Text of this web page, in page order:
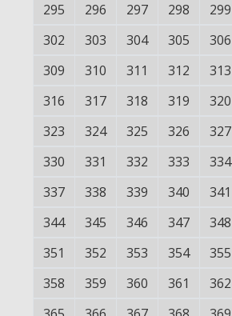
295
296 297 298 299
302
303 304 305 306
309
310 311 312 313
316
317 318 319 320
323
324 325 326 327
330
331 332 333 334
337
338 339 340 341
344
345 346 347 348
351
352 353 354 355
358
359 360 361 362